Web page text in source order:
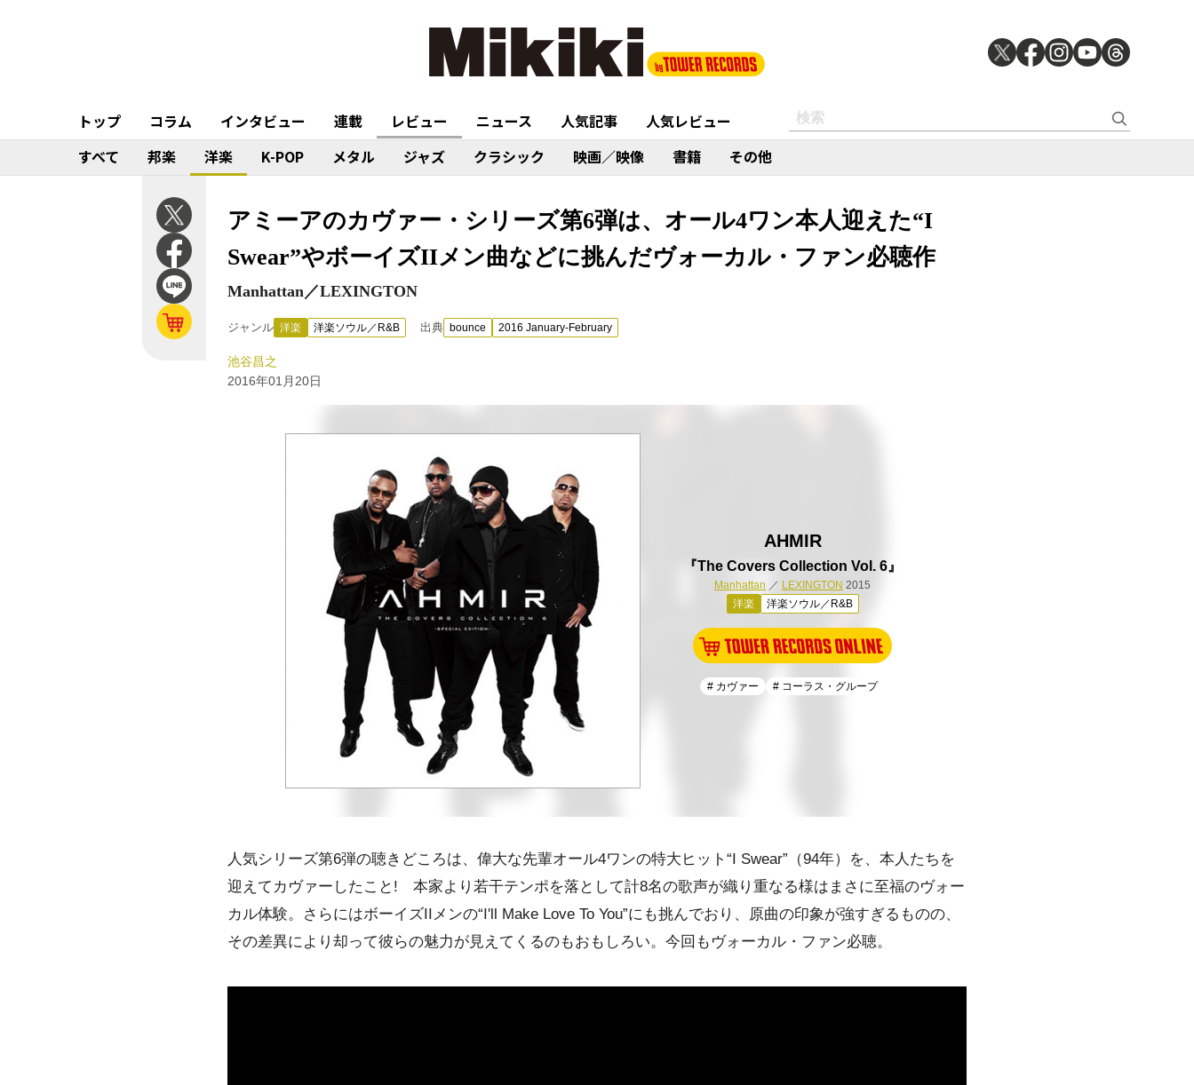
トップ コラム インタビュー 連載 レビュー ニュース 人気記事
人気レビュー
すべて
邦楽 洋楽 K-POP メタル ジャズ クラシック 映画／映像 書籍 その他
アミーアのカヴァー・シリーズ第6弾は、オール4ワン本人迎えた“I
Swear”やボーイズIIメン曲などに挑んだヴォーカル・ファン必聴作
Manhattan／LEXINGTON
ジャンル 洋楽 洋楽ソウル／R&B 出典 bounce 2016 January-February
池谷昌之
2016年01月20日
AHMIR
『The Covers Collection Vol. 6』
Manhattan ／ LEXINGTON 2015
洋楽
洋楽ソウル／R&B
# カヴァー # コーラス・グループ
人気シリーズ第6弾の聴きどころは、偉大な先輩オール4ワンの特大ヒット“I Swear”（94年）を、本人たちを
迎えてカヴァーしたこと! 本家より若干テンポを落として計8名の歌声が織り重なる様はまさに至福のヴォー
カル体験。さらにはボーイズIIメンの“I'll Make Love To You”にも挑んでおり、原曲の印象が強すぎるものの、
その差異により却って彼らの魅力が見えてくるのもおもしろい。今回もヴォーカル・ファン必聴。